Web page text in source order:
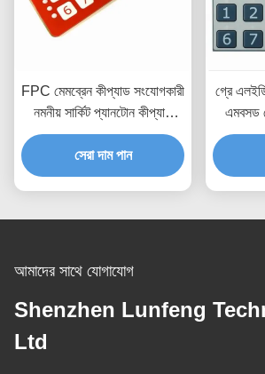
FPC মেমব্রেন কীপ্যাড সংযোগকারী
নমনীয় সার্কিট প্যানটোন কীপ্যাড
গম্বুজ সুইচ
সেরা দাম পান
গ্রে
এমবসড
আমাদের সাথে যোগাযোগ
Shenzhen Lunfeng
Ltd